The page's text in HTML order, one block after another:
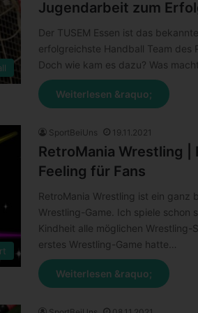
Jugendarbeit zum
Der TUSEM Essen ist das
erfolgreichste Handball Team des
Doch wie kam es dazu? Was
Weiterlesen &raquo;
SportBeiUns 19.11.2021
RetroMania Wrestling |
Feeling für Fans
RetroMania Wrestling ist ein ganz
Wrestling-Game. Ich spiele schon
Kindheit alle möglichen Wrestling-
erstes Wrestling-Game hatte…
Weiterlesen &raquo;